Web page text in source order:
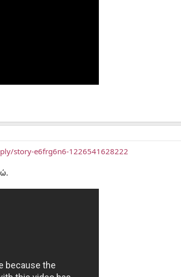
story-e6frg6n6-1226541628222